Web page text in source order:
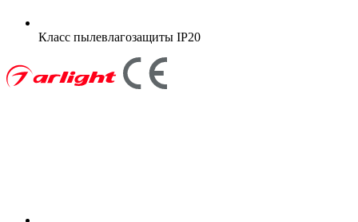
Класс пылевлагозащиты IP20